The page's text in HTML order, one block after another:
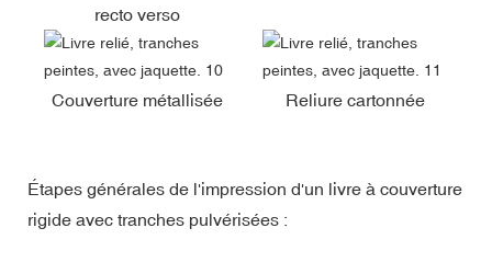
recto verso
Couverture métallisée Reliure cartonnée
Étapes générales de l'impression d'un livre à couverture
rigide avec tranches pulvérisées :